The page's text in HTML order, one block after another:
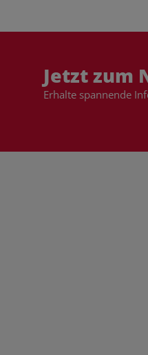
Jetzt zum
Erhalte spannende